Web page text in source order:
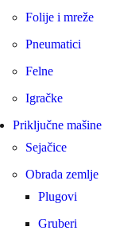
Folije i mreže
Pneumatici
Felne
Igračke
Priključne mašine
Sejačice
Obrada zemlje
Plugovi
Gruberi